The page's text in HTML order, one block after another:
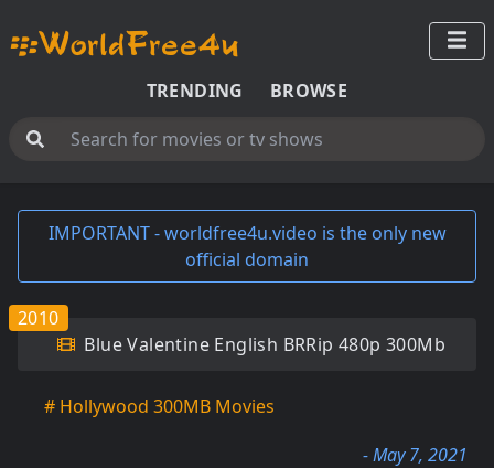
TRENDING BROWSE
IMPORTANT - worldfree4u.video is the only new
official domain
Blue Valentine English BRRip 480p 300Mb
2010
# Hollywood 300MB Movies
- May 7, 2021